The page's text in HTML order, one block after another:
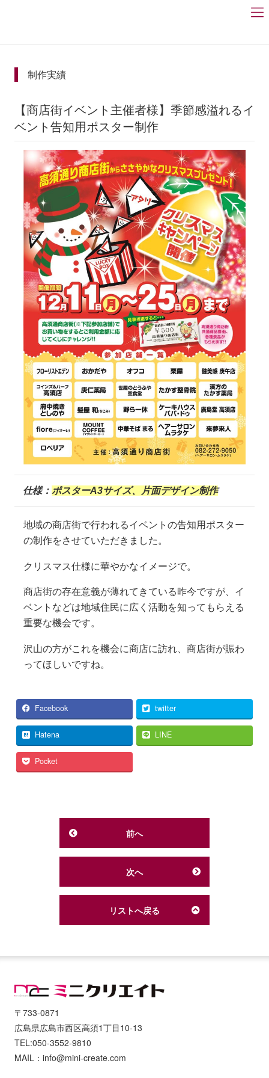
制作実績
【商店街イベント主催者様】季節感溢れるイ
ベント告知用ポスター制作
仕様： ポスターA3サイズ、片面デザイン制作
地域の商店街で行われるイベントの告知用ポスター
の制作をさせていただきました。
クリスマス仕様に華やかなイメージで。
商店街の存在意義が薄れてきている昨今ですが、イ
ベントなどは地域住民に広く活動を知ってもらえる
重要な機会です。
沢山の方がこれを機会に商店に訪れ、商店街が賑わ
ってほしいですね。
Facebook twitter
Hatena LINE
Pocket
前へ
リストへ戻る
次へ
〒733-0871
広島県広島市西区高須1丁目10-13
TEL:050-3552-9810
MAIL：info@mini-create.com